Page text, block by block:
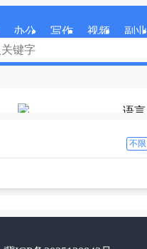
办公 写作 视频 副业
语言
不限